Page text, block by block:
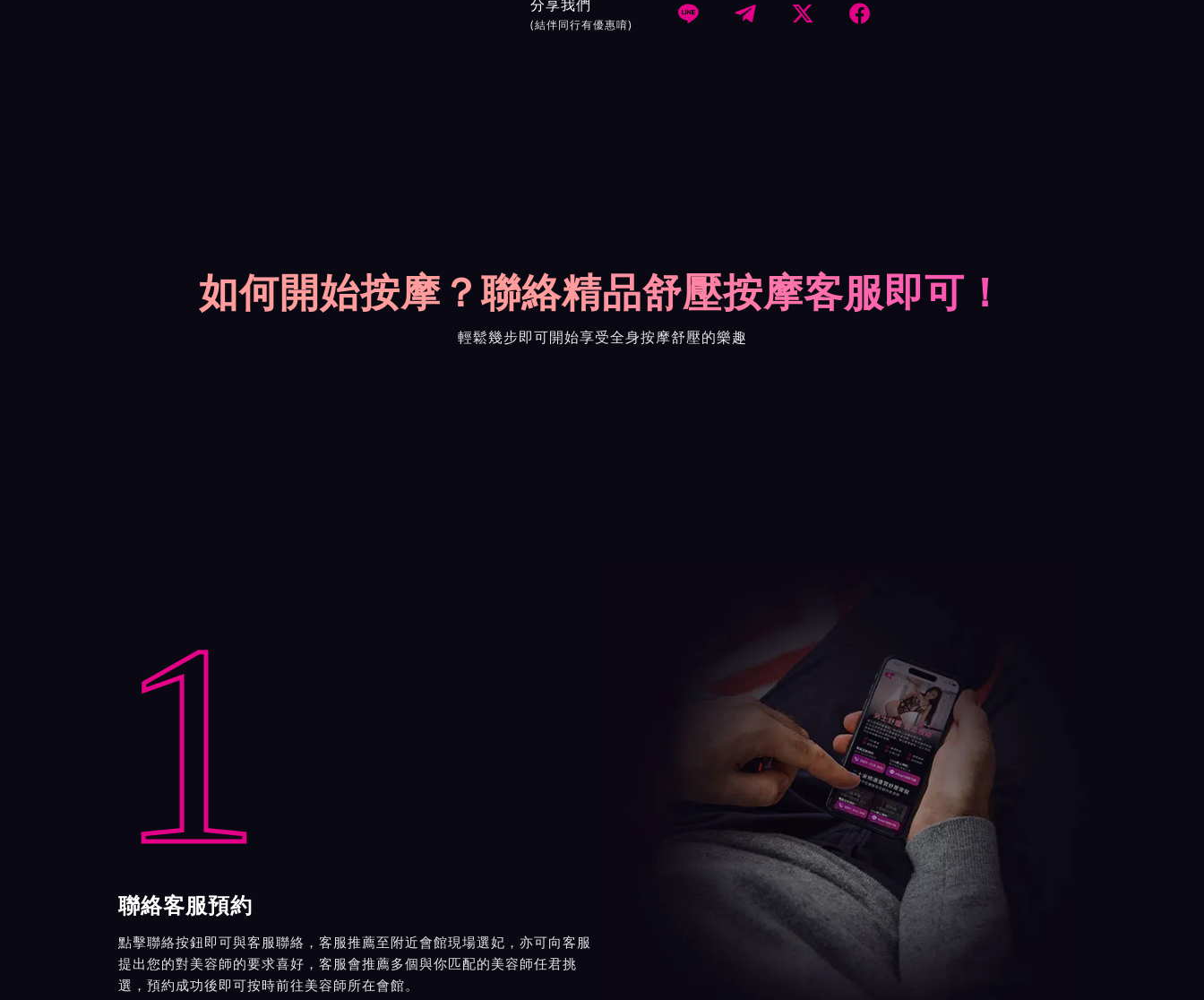
分享我們
(結伴同行有優惠唷)
   
如何開始按摩？聯絡精品舒壓按摩客服即可！
輕鬆幾步即可開始享受全身按摩舒壓的樂趣
1
聯絡客服預約
點擊聯絡按鈕即可與客服聯絡，客服推薦至附近會館現場選妃，亦可向客服
提出您的對美容師的要求喜好，客服會推薦多個與你匹配的美容師任君挑
選，預約成功後即可按時前往美容師所在會館。